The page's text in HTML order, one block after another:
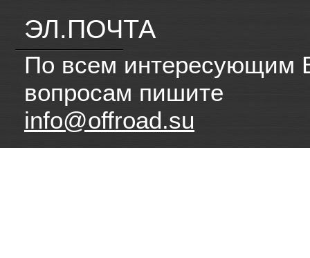
ЭЛ.ПОЧТА
По всем интересующим
вопросам пишите
info@offroad.su